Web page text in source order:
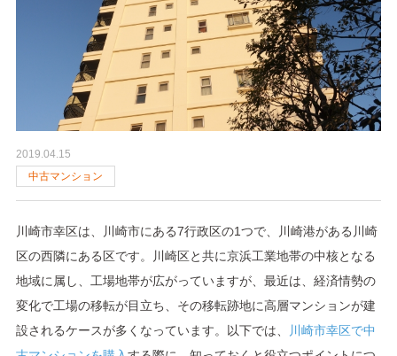
事例をご覧ください
会員サービス 生涯サポート制度あり
いつもnodokaに 暮らし発見マガジン更新中！
2019.04.15
中古マンション
川崎市幸区は、川崎市にある7行政区の1つで、川崎港がある川崎
区の西隣にある区です。川崎区と共に京浜工業地帯の中核となる
地域に属し、工場地帯が広がっていますが、最近は、経済情勢の
変化で工場の移転が目立ち、その移転跡地に高層マンションが建
設されるケースが多くなっています。以下では、
川崎市幸区で中